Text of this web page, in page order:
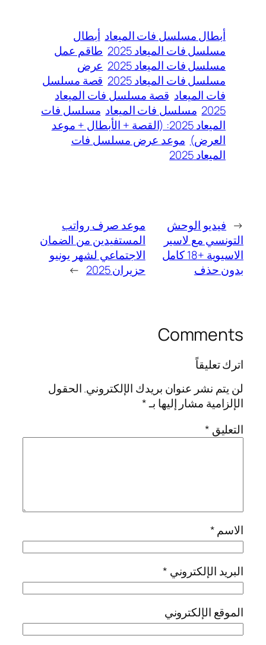
أبطال مسلسل فات الميعاد أبطال
مسلسل فات الميعاد 2025
طاقم عمل
مسلسل فات الميعاد 2025
عرض
مسلسل فات الميعاد 2025
قصة مسلسل
فات الميعاد قصة مسلسل فات الميعاد
2025 مسلسل فات الميعاد مسلسل فات
الميعاد 2025: (القصة + الأبطال + موعد
العرض) موعد عرض مسلسل فات
الميعاد 2025
← فيديو الوحش
التونسي مع لاسير
الاسيوية +18 كامل
بدون حذف
موعد صرف رواتب
المستفيدين من الضمان
الاجتماعي لشهر يونيو
حزيران 2025
→
Comments
اترك تعليقاً
لن يتم نشر عنوان بريدك الإلكتروني.الحقول
الإلزامية مشار إليها بـ*
التعليق *
الاسم*
البريد الإلكتروني *
الموقع الإلكتروني